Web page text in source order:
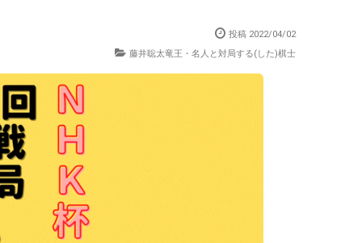
投稿 2022/04/02
藤井聡太竜王・名人と対局する(した)棋士